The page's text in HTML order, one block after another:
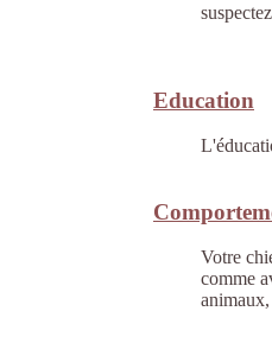
Education
Votre
comme